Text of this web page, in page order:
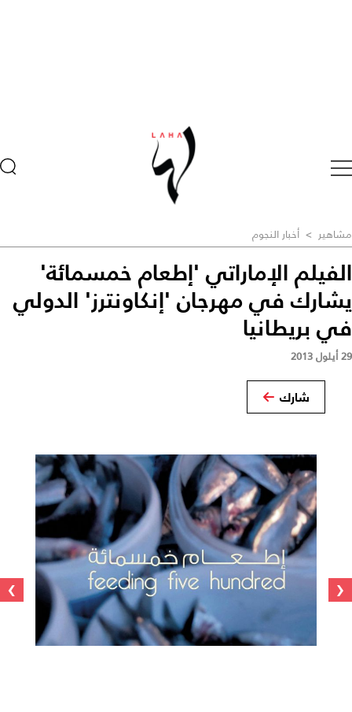
مشاهير > أخبار النجوم
الفيلم الإماراتي 'إطعام خمسمائة'
يشارك في مهرجان 'إنكاونترز' الدولي
في بريطانيا
29 أيلول 2013
شارك
‹
›